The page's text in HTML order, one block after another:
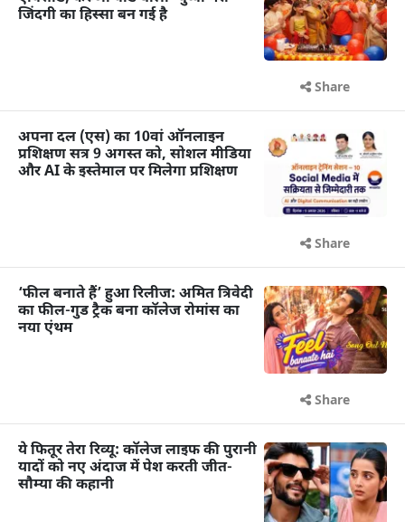
जिंदगी का हिस्सा बन गई है
Share
अपना दल (एस) का 10वां ऑनलाइन
प्रशिक्षण सत्र 9 अगस्त को, सोशल मीडिया
और AI के इस्तेमाल पर मिलेगा प्रशिक्षण
Share
‘फील बनाते हैं’ हुआ रिलीज: अमित त्रिवेदी
का फील-गुड ट्रैक बना कॉलेज रोमांस का
नया एंथम
Share
ये फितूर तेरा रिव्यू: कॉलेज लाइफ की पुरानी
यादों को नए अंदाज में पेश करती जीत-
सौम्या की कहानी